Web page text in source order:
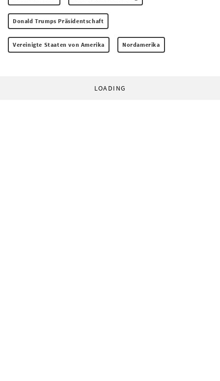
Donald Trumps Präsidentschaft
Vereinigte Staaten von Amerika Nordamerika
LOADING